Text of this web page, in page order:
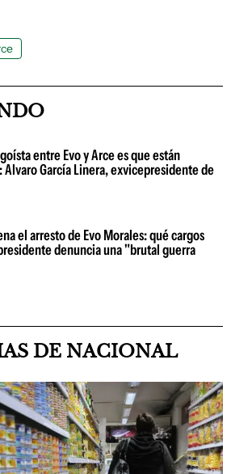
entre Evo y Arce es que están
García Linera, exvicepresidente de
el arresto de Evo Morales: qué cargos
denuncia una "brutal guerra
DE NACIONAL